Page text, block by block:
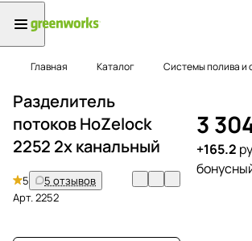
Главная Каталог Системы полива и
Разделитель
потоков HoZelock
2252 2х канальный
5
5 отзывов
Арт.2252
3
+165.2